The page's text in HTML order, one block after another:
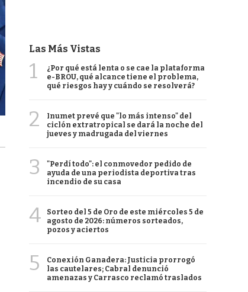
Las Más Vistas
1
¿Por qué está lenta o se cae la plataforma
e-BROU, qué alcance tiene el problema,
qué riesgos hay y cuándo se resolverá?
2
Inumet prevé que "lo más intenso" del
ciclón extratropical se dará la noche del
jueves y madrugada del viernes
3
"Perdí todo": el conmovedor pedido de
ayuda de una periodista deportiva tras
incendio de su casa
4
Sorteo del 5 de Oro de este miércoles 5 de
agosto de 2026: números sorteados,
pozos y aciertos
5
Conexión Ganadera: Justicia prorrogó
las cautelares; Cabral denunció
amenazas y Carrasco reclamó traslados